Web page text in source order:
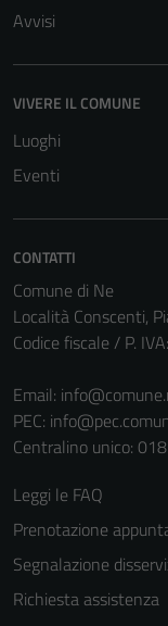
Avvisi
VIVERE IL COMUNE
Luoghi
Eventi
CONTATTI
Comune di Ne
Località Conscenti,
Codice fiscale / P.
Email:
PEC:
Centralino unico:
Leggi le FAQ
Prenotazione
Segnalazione
Richiesta assistenza